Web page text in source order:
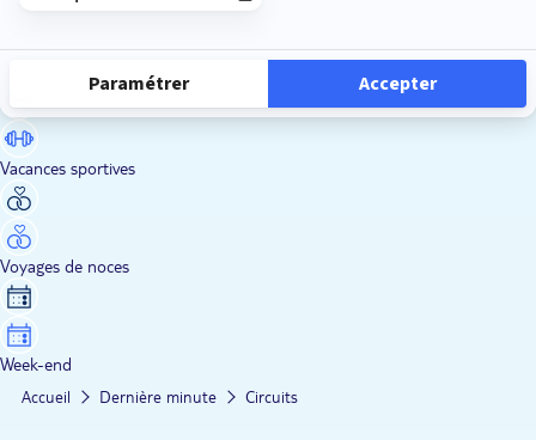
Vacances sportives
Voyages de noces
Week-end
Accueil Dernière minute Circuits